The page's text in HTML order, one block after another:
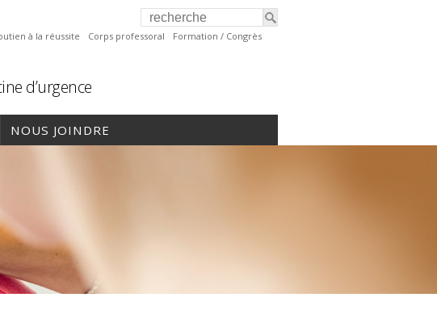
à la réussite Corps professoral Formation / Congrès
d’urgence
NOUS JOINDRE